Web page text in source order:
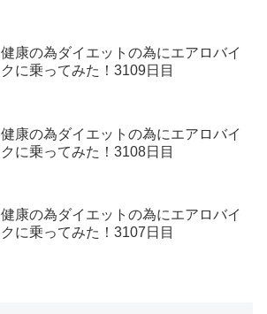
健康の為ダイエットの為にエアロバイ
クに乗ってみた！3109日目
健康の為ダイエットの為にエアロバイ
クに乗ってみた！3108日目
健康の為ダイエットの為にエアロバイ
クに乗ってみた！3107日目